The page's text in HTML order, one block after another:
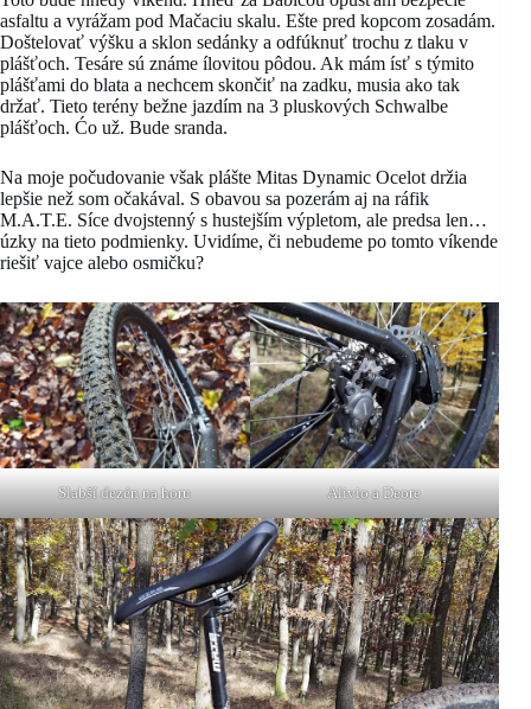
asfaltu a vyrážam pod Mačaciu skalu. Ešte pred kopcom zosadám.
Doštelovať výšku a sklon sedánky a odfúknuť trochu z tlaku v
plášťoch. Tesáre sú známe ílovitou pôdou. Ak mám ísť s týmito
plášťami do blata a nechcem skončiť na zadku, musia ako tak
držať. Tieto terény bežne jazdím na 3 pluskových Schwalbe
plášťoch. Ćo už. Bude sranda.
Na moje počudovanie však plášte Mitas Dynamic Ocelot držia
lepšie než som očakával. S obavou sa pozerám aj na ráfik
M.A.T.E. Síce dvojstenný s hustejším výpletom, ale predsa len…
úzky na tieto podmienky. Uvidíme, či nebudeme po tomto víkende
riešiť vajce alebo osmičku?
Slabší dezén na horu Alivio a Deore